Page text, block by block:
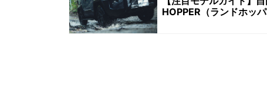
HOPPER（ランドホッ